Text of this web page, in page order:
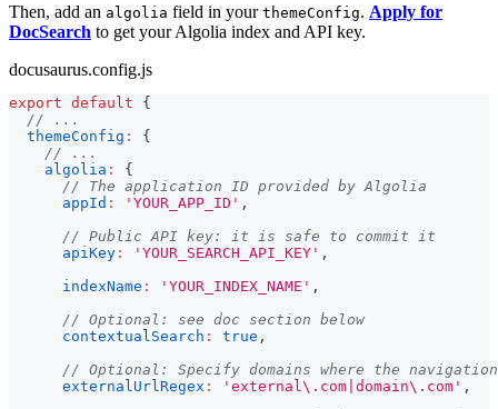
Then, add an algolia field in your themeConfig. Apply for
DocSearch to get your Algolia index and API key.
docusaurus.config.js
export default
{
// ...
themeConfig :
{
// ...
algolia :
{
// The application ID provided by Algolia
appId : 'YOUR_APP_ID' ,
// Public API key: it is safe to commit it
apiKey : 'YOUR_SEARCH_API_KEY' ,
indexName : 'YOUR_INDEX_NAME' ,
// Optional: see doc section below
contextualSearch : true ,
// Optional: Specify domains where the
externalUrlRegex : 'external\.com|domain\.com' ,